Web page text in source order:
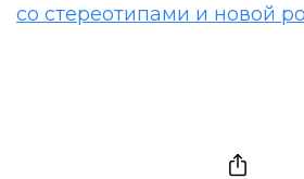
со стереотипами и новой